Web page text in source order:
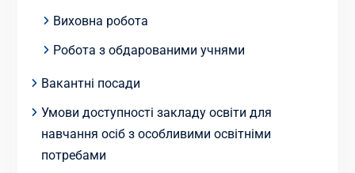
Виховна робота
Робота з обдарованими учнями
Вакантні посади
Умови доступності закладу освіти для
навчання осіб з особливими освітніми
потребами